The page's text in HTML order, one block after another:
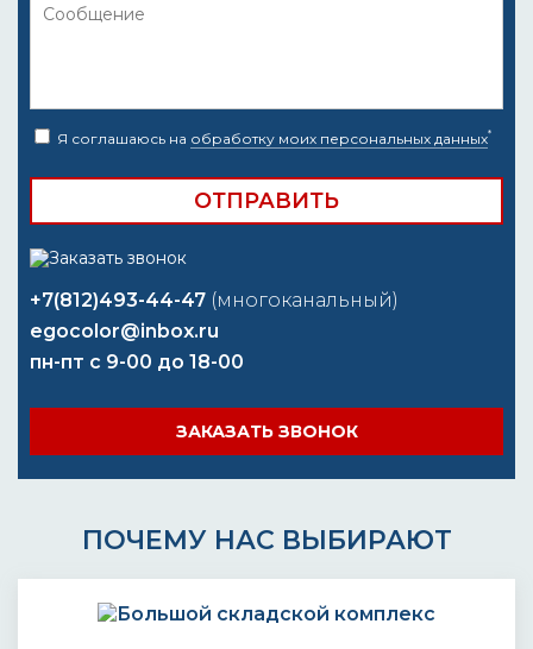
Я соглашаюсь на обработку моих персональных данных*
+7(812)493-44-47 (многоканальный)
egocolor@inbox.ru
пн-пт с 9-00 до 18-00
ЗАКАЗАТЬ ЗВОНОК
ПОЧЕМУ НАС ВЫБИРАЮТ